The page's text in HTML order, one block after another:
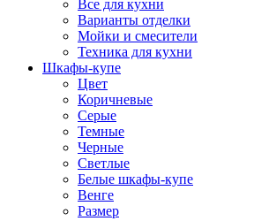
Все для кухни
Варианты отделки
Мойки и смесители
Техника для кухни
Шкафы-купе
Цвет
Коричневые
Серые
Темные
Черные
Светлые
Белые шкафы-купе
Венге
Размер